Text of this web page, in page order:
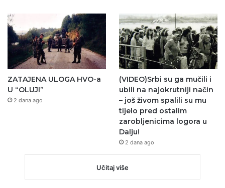
ZATAJENA ULOGA HVO-a
U “OLUJI”
2 dana ago
(VIDEO)Srbi su ga mučili i
ubili na najokrutniji način
– još živom spalili su mu
tijelo pred ostalim
zarobljenicima logora u
Dalju!
2 dana ago
Učitaj više